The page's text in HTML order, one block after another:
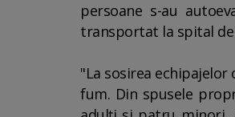
persoane s-au
transportat la spital de
"La sosirea
fum. Din spusele